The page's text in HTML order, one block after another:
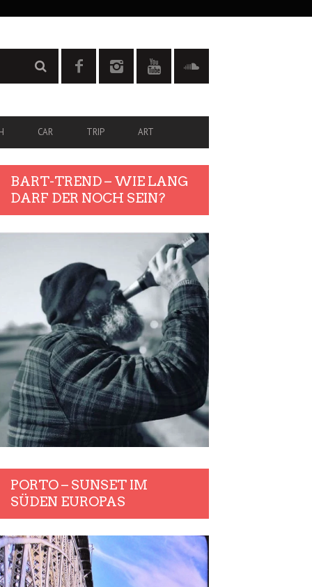
CAR TRIP ART
BART-TREND – WIE LANG
DARF DER NOCH SEIN?
PORTO – SUNSET IM
SÜDEN EUROPAS